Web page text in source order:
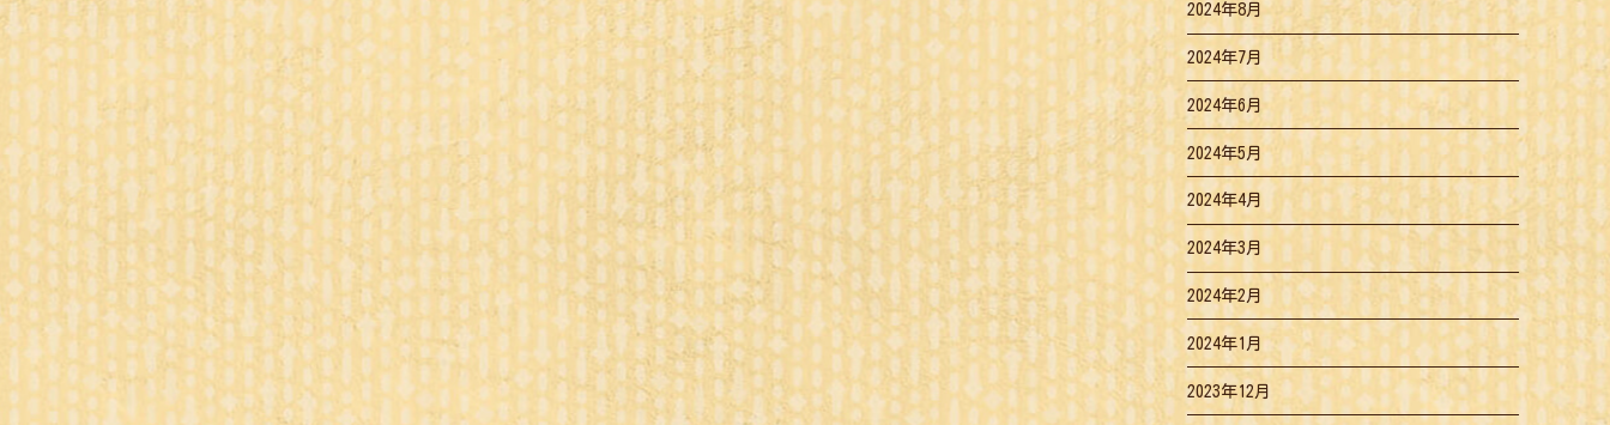
2024年8月
2024年7月
2024年6月
2024年5月
2024年4月
2024年3月
2024年2月
2024年1月
2023年12月